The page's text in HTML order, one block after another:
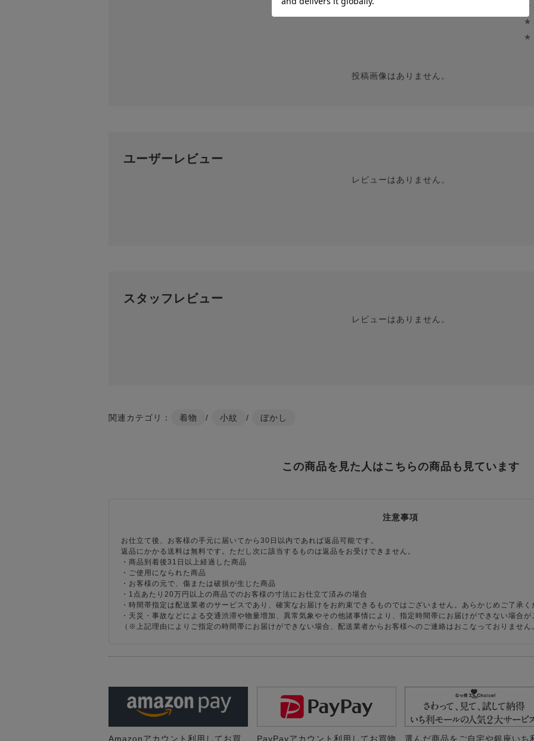
★
★
★
投稿画像はありません。
ユーザーレビュー
レビューはありません。
スタッフレビュー
レビューはありません。
関連カテゴリ： 着物 / 小紋 / ぼかし
この商品を見た人はこちらの商品も見ています
注意事項
お仕立て後、お客様の手元に届いてから30日以内であれば返品可能です。
返品にかかる送料は無料です。ただし次に該当するものは返品をお受けできません。
・商品到着後31日以上経過した商品
・ご使用になられた商品
・お客様の元で、傷または破損が生じた商品
・1点あたり20万円以上の商品でのお客様の寸法にお仕立て済みの場合
・時間帯指定は配送業者のサービスであり、確実なお届けをお約束できるものではございません。あらかじめご了承く
・天災・事故などによる交通渋滞や物量増加、異常気象やその他諸事情により、指定時間帯にお届けができない場合
（※上記理由によりご指定の時間帯にお届けができない場合、配送業者からお客様へのご連絡はおこなっておりません
Amazonアカウント利用してお買 PayPayアカウント利用してお買物 選んだ商品をご自宅や銀座いち